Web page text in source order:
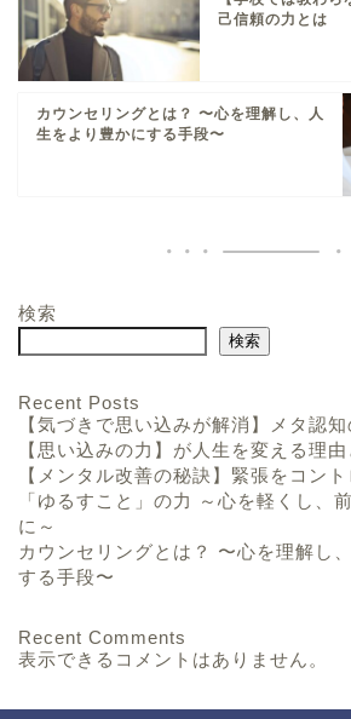
己信頼の力とは
カウンセリングとは？ 〜心を理解し、人
生をより豊かにする手段〜
検索
検索
Recent Posts
【気づきで思い込みが解消】メタ認知
【思い込みの力】が人生を変える理由
【メンタル改善の秘訣】緊張をコン
「ゆるすこと」の力 ～心を軽くし、
に～
カウンセリングとは？ 〜心を理解し
する手段〜
Recent Comments
表示できるコメントはありません。